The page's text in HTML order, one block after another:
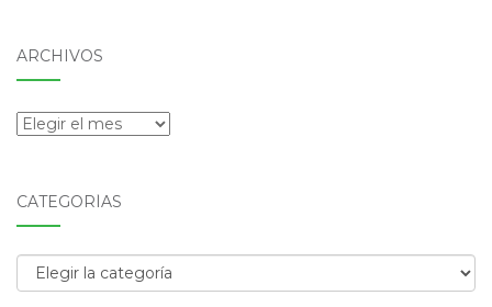
ARCHIVOS
Archivos
CATEGORÍAS
Categorías